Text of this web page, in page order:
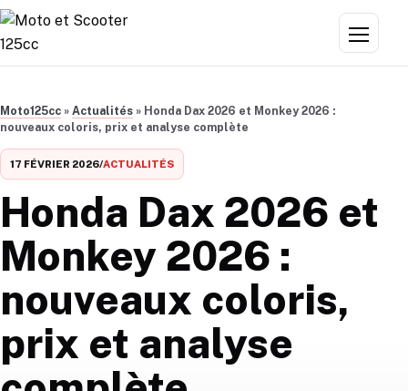
Aller au contenu
Menu
Moto125cc » Actualités » Honda Dax 2026 et Monkey 2026 :
nouveaux coloris, prix et analyse complète
17 FÉVRIER 2026/ACTUALITÉS
Honda Dax 2026 et
Monkey 2026 :
nouveaux coloris,
prix et analyse